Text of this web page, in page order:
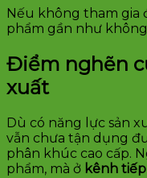
Nếu không tham gia
phẩm gần như không
Điểm nghẽn
xuất
Dù có năng lực sản
vẫn chưa tận dụng
phân khúc cao cấp.
phẩm, mà ở kênh